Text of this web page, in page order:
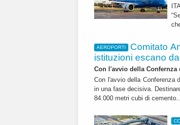
AEROPORTI
Comitato
istituzioni escano
Con l'avvio della
Con l'avvio della Conferenza
in una fase decisiva.
84.000 metri cubi di cemento...